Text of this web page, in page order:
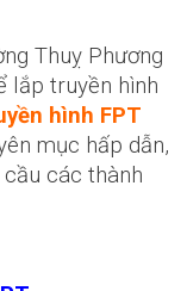
Thuỵ Phương
lắp truyền hình
hình FPT
mục hấp dẫn,
các thành